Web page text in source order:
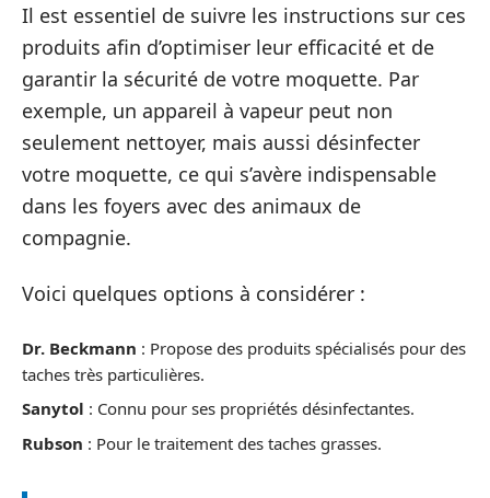
Il est essentiel de suivre les instructions sur ces
produits afin d’optimiser leur efficacité et de
garantir la sécurité de votre moquette. Par
exemple, un appareil à vapeur peut non
seulement nettoyer, mais aussi désinfecter
votre moquette, ce qui s’avère indispensable
dans les foyers avec des animaux de
compagnie.
Voici quelques options à considérer :
Dr. Beckmann : Propose des produits spécialisés pour des
taches très particulières.
Sanytol : Connu pour ses propriétés désinfectantes.
Rubson : Pour le traitement des taches grasses.